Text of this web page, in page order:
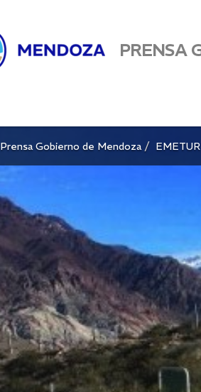
PRENSA
Prensa Gobierno de Mendoza EMETUR